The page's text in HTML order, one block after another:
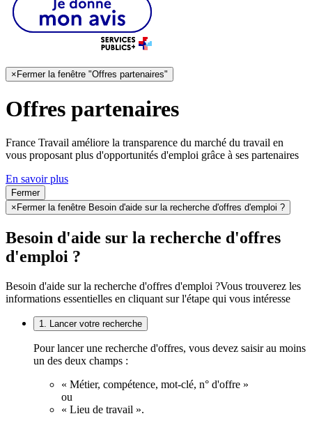
×Fermer la fenêtre "Offres partenaires"
Offres partenaires
France Travail améliore la transparence du marché du travail en
vous proposant plus d'opportunités d'emploi grâce à ses partenaires
En savoir plus
Fermer
× Fermer la fenêtre Besoin d'aide sur la recherche d'offres d'emploi ?
Besoin d'aide sur la recherche d'offres
d'emploi ?
Besoin d'aide sur la recherche d'offres d'emploi ?Vous trouverez les
informations essentielles en cliquant sur l'étape qui vous intéresse
1. Lancer votre recherche
Pour lancer une recherche d'offres, vous devez saisir au moins
un des deux champs :
« Métier, compétence, mot-clé, n° d'offre »
ou
« Lieu de travail ».